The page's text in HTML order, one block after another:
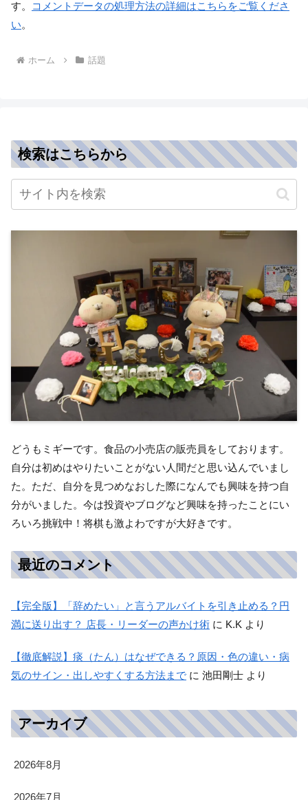
す。
コメントデータの処理方法の詳細はこちらをご覧くださ
い。
ホーム 話題
検索はこちらから
どうもミギーです。食品の小売店の販売員をしております。
自分は初めはやりたいことがない人間だと思い込んでいまし
た。ただ、自分を見つめなおした際になんでも興味を持つ自
分がいました。今は投資やブログなど興味を持ったことにい
ろいろ挑戦中！将棋も激よわですが大好きです。
最近のコメント
【完全版】「辞めたい」と言うアルバイトを引き止める？円
満に送り出す？ 店長・リーダーの声かけ術 に K.K より
【徹底解説】痰（たん）はなぜできる？原因・色の違い・病
気のサイン・出しやすくする方法まで に 池田剛士 より
アーカイブ
2026年8月
2026年7月